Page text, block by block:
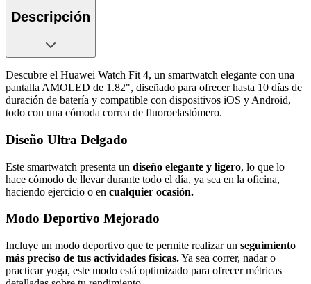
Descripción
Descubre el Huawei Watch Fit 4, un smartwatch elegante con una
pantalla AMOLED de 1.82", diseñado para ofrecer hasta 10 días de
duración de batería y compatible con dispositivos iOS y Android,
todo con una cómoda correa de fluoroelastómero.
Diseño Ultra Delgado
Este smartwatch presenta un diseño elegante y ligero, lo que lo
hace cómodo de llevar durante todo el día, ya sea en la oficina,
haciendo ejercicio o en cualquier ocasión.
Modo Deportivo Mejorado
Incluye un modo deportivo que te permite realizar un seguimiento
más preciso de tus actividades físicas.Ya sea correr, nadar o
practicar yoga, este modo está optimizado para ofrecer métricas